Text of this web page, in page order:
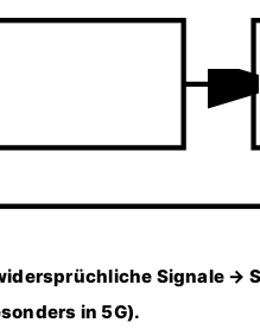
Signale →
in 5G).